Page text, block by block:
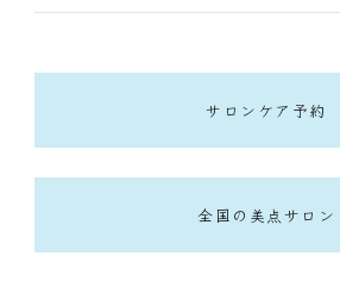
サロンケア予約
全国の美点サロン